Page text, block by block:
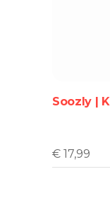
Soozly |
€ 17,99